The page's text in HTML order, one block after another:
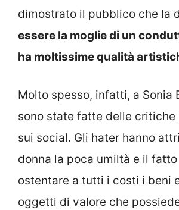
dimostrato il pubblico che la
essere la moglie di un
ha moltissime qualità
Molto spesso, infatti, a Sonia
sono state fatte delle critiche
sui social. Gli hater hanno
donna la poca umiltà e il
ostentare a tutti i costi i beni
oggetti di valore che